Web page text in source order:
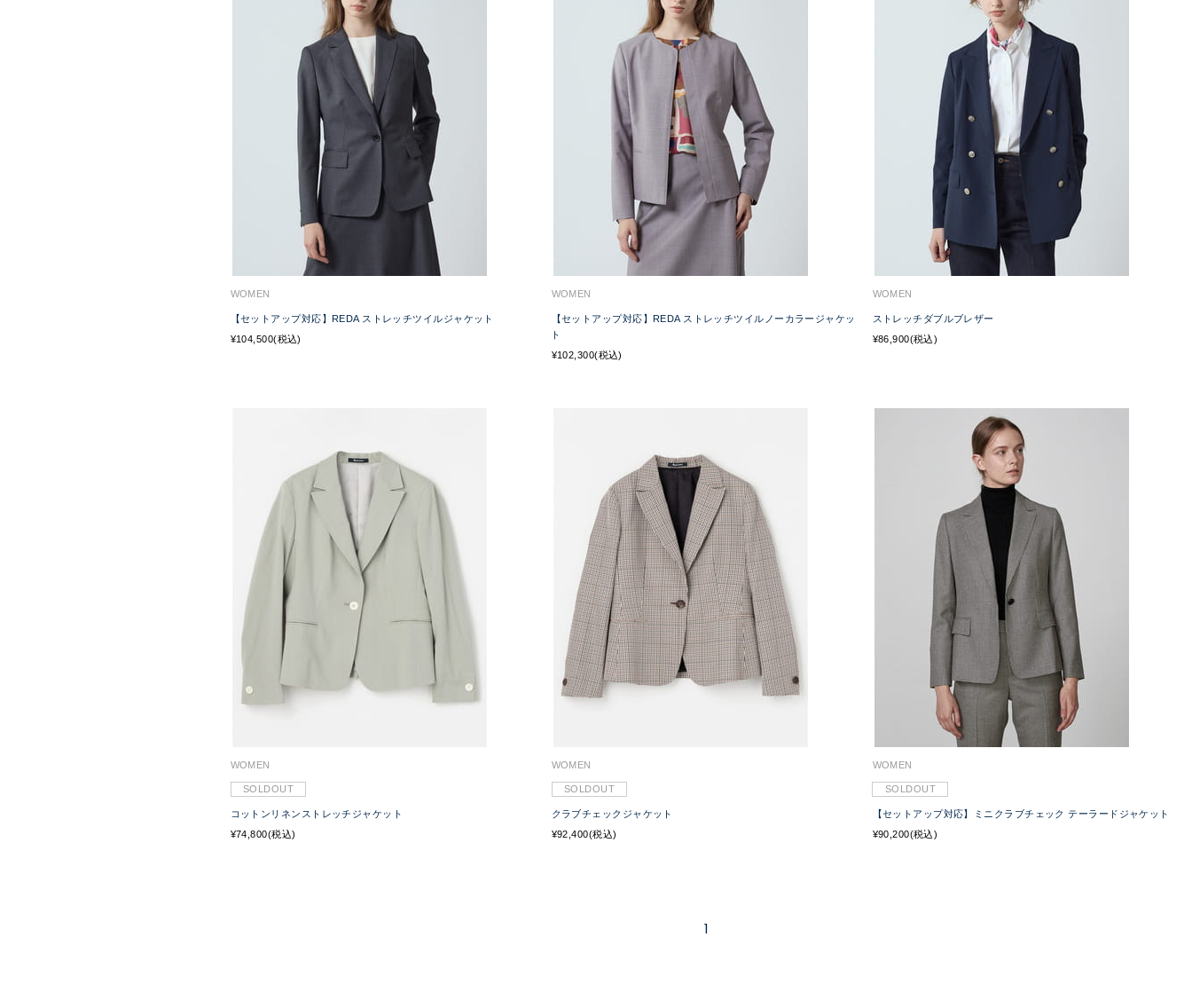
WOMEN
【セットアップ対応】REDA ストレッチツイルジャケット
¥104,500(税込)
WOMEN
【セットアップ対応】REDA ストレッチツイルノーカラージャケッ
ト
¥102,300(税込)
WOMEN
ストレッチダブルブレザー
¥86,900(税込)
WOMEN
SOLDOUT
コットンリネンストレッチジャケット
¥74,800(税込)
WOMEN
SOLDOUT
クラブチェックジャケット
¥92,400(税込)
WOMEN
SOLDOUT
【セットアップ対応】ミニクラブチェック テーラードジャケット
¥90,200(税込)
1